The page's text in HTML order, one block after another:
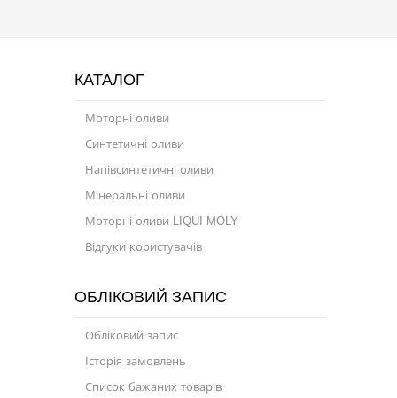
Сервісні продукти
Обладнання
Догляд за кондиціонером
Мастила
Спеціальні програми
Велосипедна програма
КАТАЛОГ
Моторні оливи
Синтетичні оливи
Напівсинтетичні оливи
Мінеральні оливи
Моторні оливи LIQUI MOLY
Відгуки користувачів
ОБЛІКОВИЙ ЗАПИС
Обліковий запис
Історія замовлень
Список бажаних товарів